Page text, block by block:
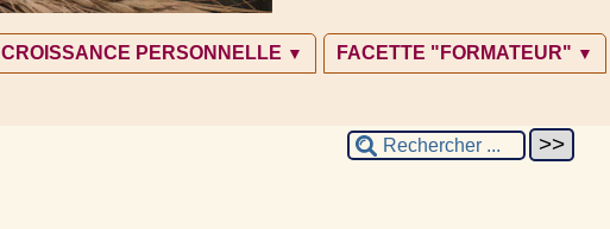
CROISSANCE PERSONNELLE ▼ FACETTE "FORMATEUR" ▼